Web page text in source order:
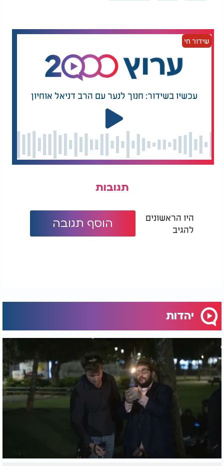
שידור חי
עכשיו בשידור: חנוך לנער עם הרב דניאל אוחיון
תגובות
היו הראשונים
להגיב
הוסף תגובה
יהדות